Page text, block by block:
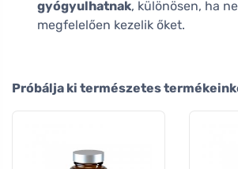
gyógyulhatnak, különösen, ha
megfelelően kezelik őket.
Próbálja ki természetes